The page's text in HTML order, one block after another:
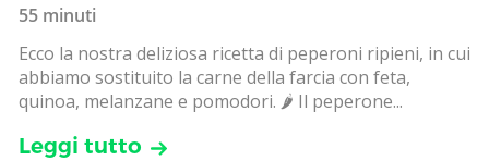
55 minuti
Ecco la nostra deliziosa ricetta di peperoni ripieni, in cui
abbiamo sostituito la carne della farcia con feta,
quinoa, melanzane e pomodori. 🌶 Il peperone...
Leggi tutto